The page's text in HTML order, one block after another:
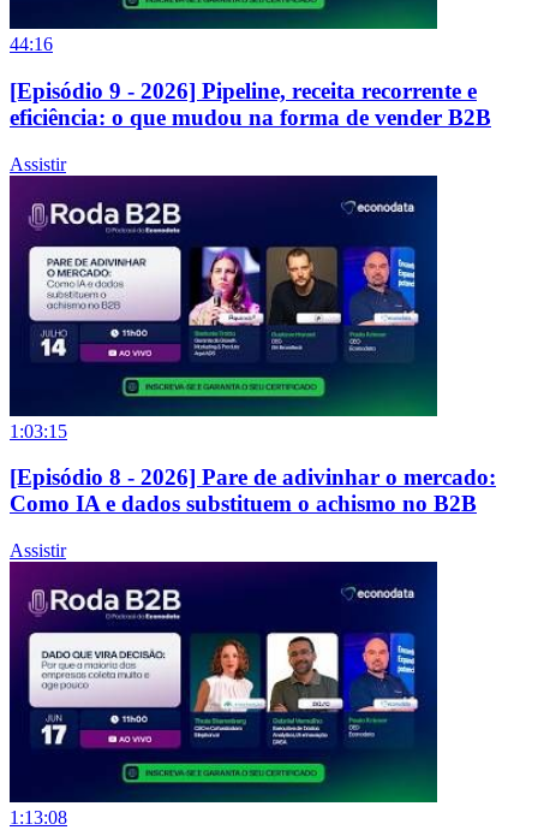
44:16
[Episódio 9 - 2026] Pipeline, receita recorrente e
eficiência: o que mudou na forma de vender B2B
Assistir
1:03:15
[Episódio 8 - 2026] Pare de adivinhar o mercado:
Como IA e dados substituem o achismo no B2B
Assistir
1:13:08